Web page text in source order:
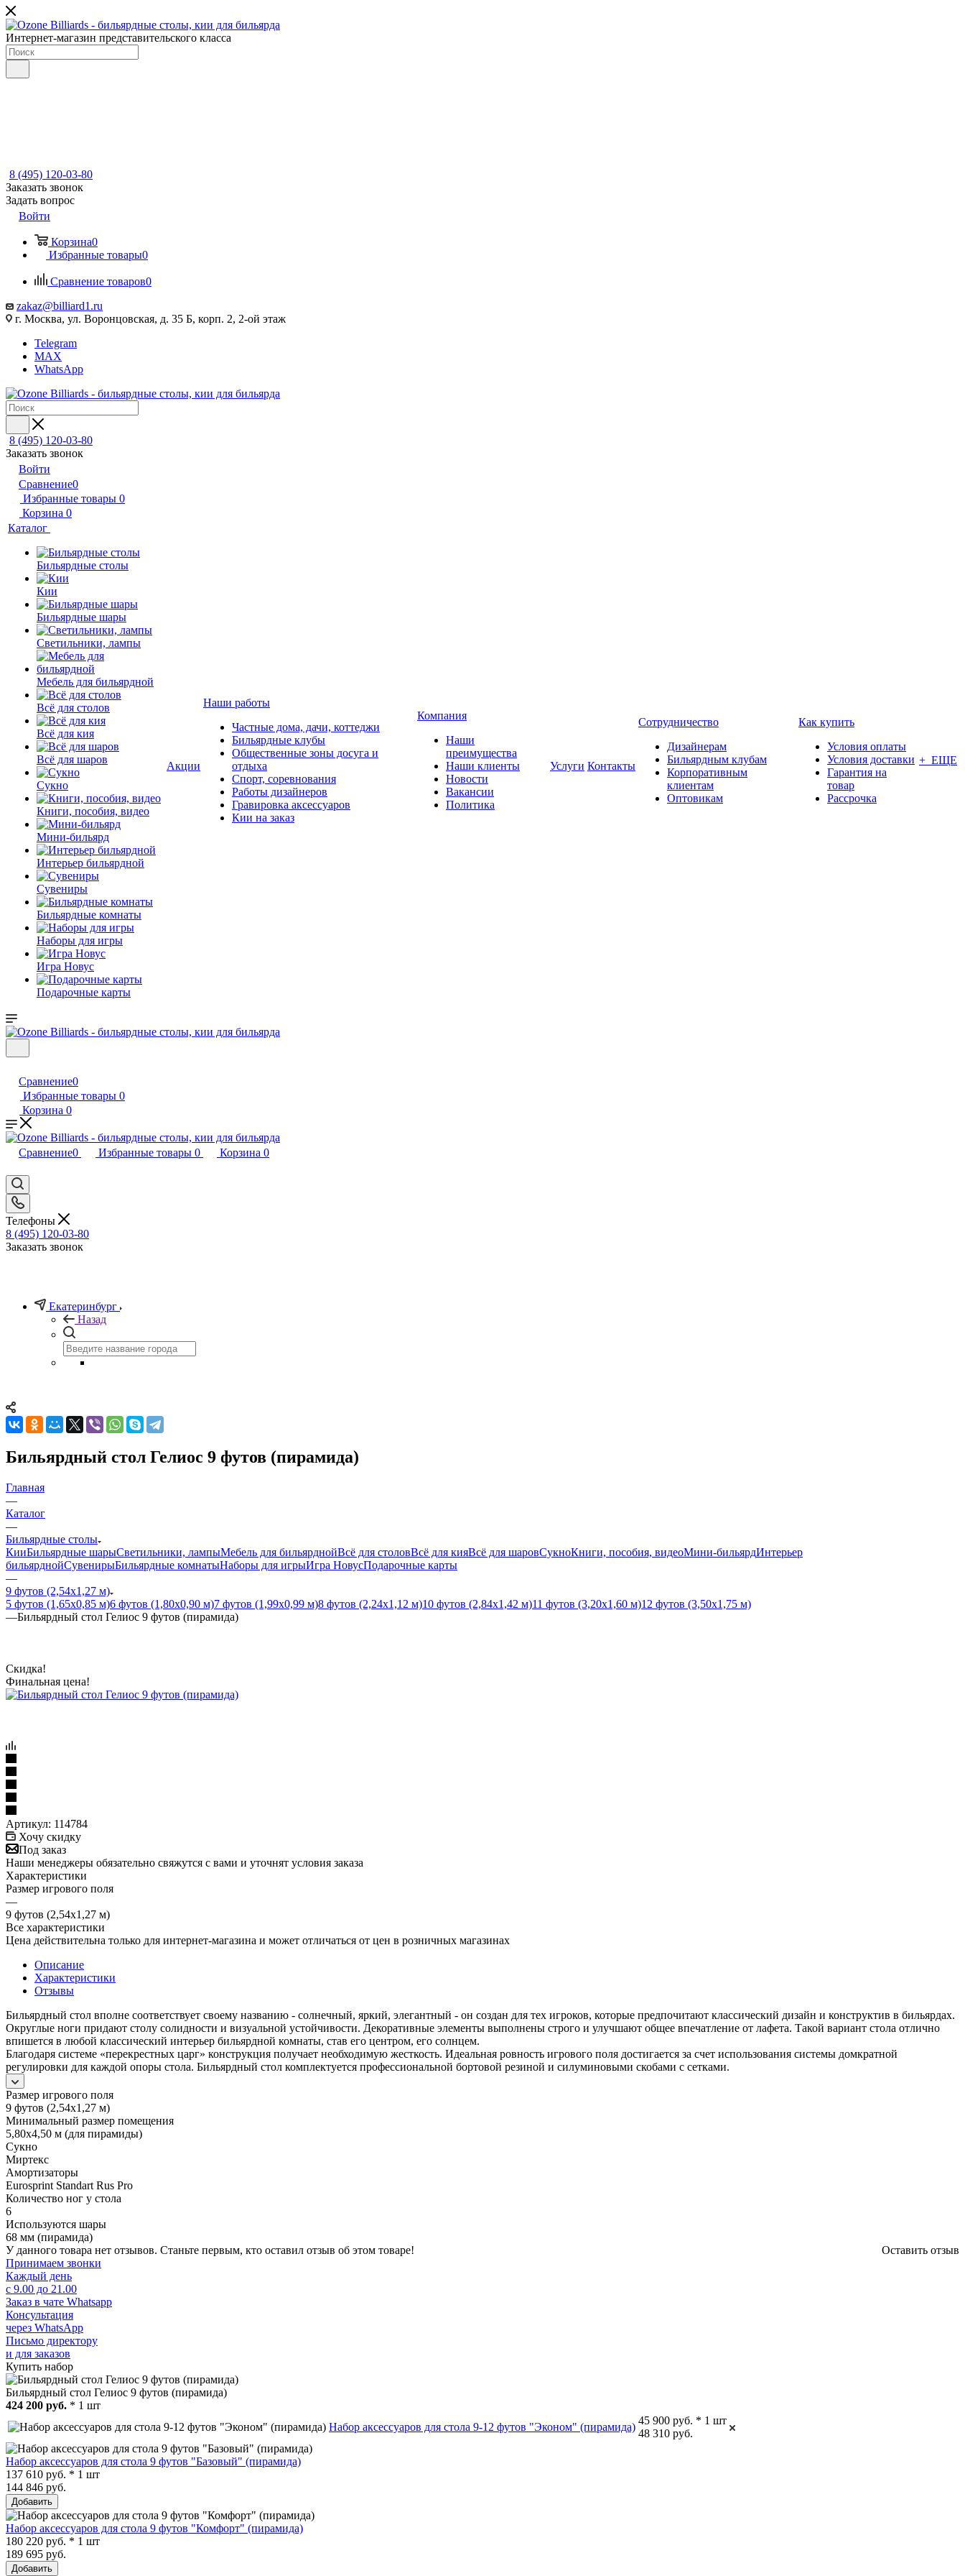
Интернет-магазин представительского класса
8 (495) 120-03-80
Заказать звонок
Задать вопрос
Войти
Корзина0
Избранные товары0
Сравнение товаров0
zakaz@billiard1.ru
г. Москва, ул. Воронцовская, д. 35 Б, корп. 2, 2-ой этаж
Telegram
MAX
WhatsApp
8 (495) 120-03-80
Заказать звонок
Войти
Сравнение0
Избранные товары 0
Корзина 0
Каталог
Бильярдные столы
Кии
Бильярдные шары
Светильники, лампы
Мебель для бильярдной
Всё для столов
Всё для кия
Всё для шаров
Сукно
Книги, пособия, видео
Мини-бильярд
Интерьер бильярдной
Сувениры
Бильярдные комнаты
Наборы для игры
Игра Новус
Подарочные карты
Акции
Наши работы
Частные дома, дачи, коттеджи
Бильярдные клубы
Общественные зоны досуга и
отдыха
Спорт, соревнования
Работы дизайнеров
Гравировка аксессуаров
Кии на заказ
Компания
Наши
преимущества
Наши клиенты
Новости
Вакансии
Политика
Услуги Контакты
Сотрудничество
Дизайнерам
Бильярдным клубам
Корпоративным
клиентам
Оптовикам
Как купить
Условия оплаты
Условия доставки
Гарантия на
товар
Рассрочка
+ ЕЩЕ
Сравнение0
Избранные товары 0
Корзина 0
Сравнение0 Избранные товары 0 Корзина 0
Телефоны
8 (495) 120-03-80
Заказать звонок
Екатеринбург
Назад
Бильярдный стол Гелиос 9 футов (пирамида)
Главная
—
Каталог
—
Бильярдные столы
КииБильярдные шарыСветильники, лампыМебель для бильярднойВсё для столовВсё для кияВсё для шаровСукноКниги, пособия, видеоМини-бильярдИнтерьер
бильярднойСувенирыБильярдные комнатыНаборы для игрыИгра НовусПодарочные карты
—
9 футов (2,54х1,27 м)
5 футов (1,65х0,85 м)6 футов (1,80х0,90 м)7 футов (1,99х0,99 м)8 футов (2,24х1,12 м)10 футов (2,84х1,42 м)11 футов (3,20х1,60 м)12 футов (3,50х1,75 м)
—Бильярдный стол Гелиос 9 футов (пирамида)
Скидка!
Финальная цена!
Артикул: 114784
Хочу скидку
Под заказ
Наши менеджеры обязательно свяжутся с вами и уточнят условия заказа
Характеристики
Размер игрового поля
—
9 футов (2,54х1,27 м)
Все характеристики
Цена действительна только для интернет-магазина и может отличаться от цен в розничных магазинах
Описание
Характеристики
Отзывы
Бильярдный стол вполне соответствует своему названию - солнечный, яркий, элегантный - он создан для тех игроков, которые предпочитают классический дизайн и конструктив в бильярдах.
Округлые ноги придают столу солидности и визуальной устойчивости. Декоративные элементы выполнены строго и улучшают общее впечатление от лафета. Такой вариант стола отлично
впишется в любой классический интерьер бильярдной комнаты, став его центром, его солнцем.
Благодаря системе «перекрестных царг» конструкция получает необходимую жесткость. Идеальная ровность игрового поля достигается за счет использования системы домкратной
регулировки для каждой опоры стола. Бильярдный стол комплектуется профессиональной бортовой резиной и силуминовыми скобами с сетками.
Размер игрового поля
9 футов (2,54х1,27 м)
Минимальный размер помещения
5,80х4,50 м (для пирамиды)
Сукно
Миртекс
Амортизаторы
Eurosprint Standart Rus Pro
Количество ног у стола
6
Используются шары
68 мм (пирамида)
Оставить отзыв
У данного товара нет отзывов. Станьте первым, кто оставил отзыв об этом товаре!
Принимаем звонки
Каждый день
с 9.00 до 21.00
Заказ в чате Whatsapp
Консультация
через WhatsApp
Письмо директору
и для заказов
Купить набор
Бильярдный стол Гелиос 9 футов (пирамида)
424 200 руб. * 1 шт
Набор аксессуаров для стола 9-12 футов "Эконом" (пирамида)
45 900 руб. * 1 шт
48 310 руб.
Набор аксессуаров для стола 9 футов "Базовый" (пирамида)
137 610 руб. * 1 шт
144 846 руб.
Добавить
Набор аксессуаров для стола 9 футов "Комфорт" (пирамида)
180 220 руб. * 1 шт
189 695 руб.
Добавить